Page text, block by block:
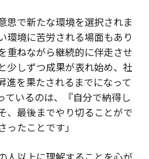
思で新たな環境を選択されま
環境に苦労される場面もあり
重ねながら継続的に伴走させ
少しずつ成果が表れ始め、社
進を果たされるまでになって
ているのは、『自分で納得し
、最後までやり切ることがで
たことです」